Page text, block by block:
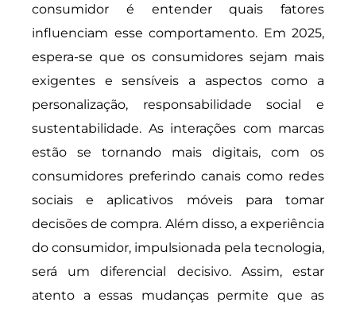
consumidor é entender quais fatores
influenciam esse comportamento. Em 2025,
espera-se que os consumidores sejam mais
exigentes e sensíveis a aspectos como a
personalização, responsabilidade social e
sustentabilidade. As interações com marcas
estão se tornando mais digitais, com os
consumidores preferindo canais como redes
sociais e aplicativos móveis para tomar
decisões de compra. Além disso, a experiência
do consumidor, impulsionada pela tecnologia,
será um diferencial decisivo. Assim, estar
atento a essas mudanças permite que as